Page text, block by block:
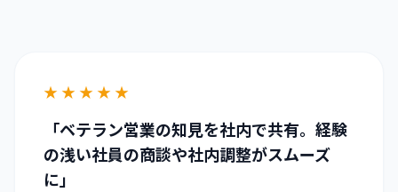
★ ★ ★ ★ ★
「ベテラン営業の知見を社内で共有。経験
の浅い社員の商談や社内調整がスムーズ
に」